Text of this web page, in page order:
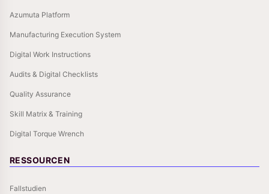
Azumuta Platform
Manufacturing Execution System
Digital Work Instructions
Audits & Digital Checklists
Quality Assurance
Skill Matrix & Training
Digital Torque Wrench
RESSOURCEN
Fallstudien